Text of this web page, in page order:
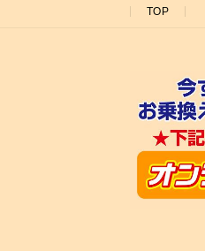
TOP